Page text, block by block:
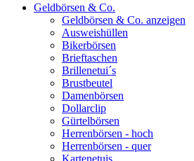
Geldbörsen & Co.
Geldbörsen & Co. anzeigen
Ausweishüllen
Bikerbörsen
Brieftaschen
Brillenetui´s
Brustbeutel
Damenbörsen
Dollarclip
Gürtelbörsen
Herrenbörsen - hoch
Herrenbörsen - quer
Kartenetuis